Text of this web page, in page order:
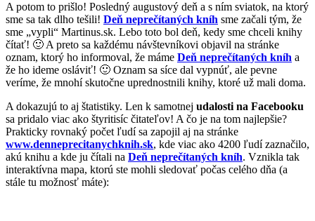
A potom to prišlo! Posledný augustový deň a s ním sviatok, na ktorý
sme sa tak dlho tešili! Deň neprečítaných kníh sme začali tým, že
sme „vypli“ Martinus.sk. Lebo toto bol deň, kedy sme chceli knihy
čítať! 🙂 A preto sa každému návštevníkovi objavil na stránke
oznam, ktorý ho informoval, že máme Deň neprečítaných kníh a
že ho ideme osláviť! 🙂 Oznam sa síce dal vypnúť, ale pevne
veríme, že mnohí skutočne uprednostnili knihy, ktoré už mali doma.
A dokazujú to aj štatistiky. Len k samotnej udalosti na Facebooku
sa pridalo viac ako štyritisíc čitateľov! A čo je na tom najlepšie?
Prakticky rovnaký počet ľudí sa zapojil aj na stránke
www.denneprecitanychknih.sk, kde viac ako 4200 ľudí zaznačilo,
akú knihu a kde ju čítali na Deň neprečítaných kníh. Vznikla tak
interaktívna mapa, ktorú ste mohli sledovať počas celého dňa (a
stále tu možnosť máte):